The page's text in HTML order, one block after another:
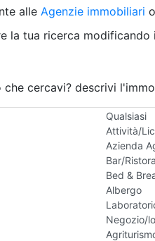
Rustico/
Camera
Box/
Qualsiasi
Attività/
Azienda
Bar/
Bed &
Albergo
Negozio/
alle Agenzie immobiliari
la tua ricerca
cercavi? descrivi